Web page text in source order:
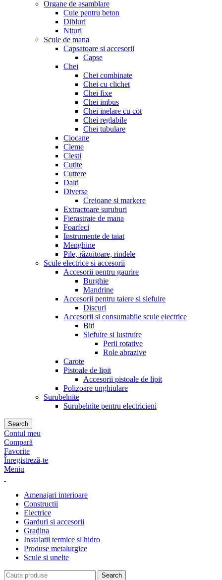
Organe de asamblare
Cuie pentru beton
Dibluri
Nituri
Scule de mana
Capsatoare si accesorii
Capse
Chei
Chei combinate
Chei cu clichet
Chei fixe
Chei imbus
Chei inelare cu cot
Chei reglabile
Chei tubulare
Ciocane
Cleme
Clesti
Cuțite
Cuttere
Dalti
Diverse
Creioane si markere
Extractoare suruburi
Fierastraie de mana
Foarfeci
Instrumente de taiat
Menghine
Pile, răzuitoare, rindele
Scule electrice si accesorii
Accesorii pentru gaurire
Burghie
Mandrine
Accesorii pentru taiere si slefuire
Discuri
Accesorii si consumabile scule electrice
Biti
Slefuire si lustruire
Perii rotative
Role abrazive
Carote
Pistoale de lipit
Accesorii pistoale de lipit
Polizoare unghiulare
Surubelnite
Surubelnite pentru electricieni
Search
Contul meu
Compară
Favorite
Înregistreză-te
Meniu
Amenajari interioare
Constructii
Electrice
Garduri si accesorii
Gradina
Instalatii termice si hidro
Produse metalurgice
Scule si unelte
Search